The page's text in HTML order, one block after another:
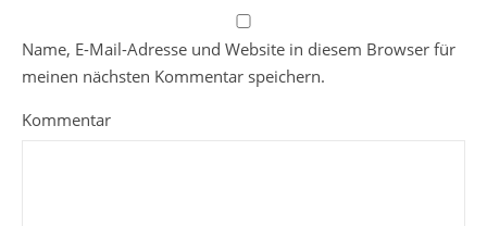
Name, E-Mail-Adresse und Website in diesem Browser für
meinen nächsten Kommentar speichern.
Kommentar